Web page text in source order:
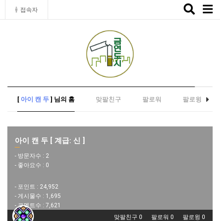
접속자
Toggle
[ 아이 캔 두 ] 님의 홈 맞팔친구 팔로워 팔로윙
아이 캔 두 [ 계급: 신 ]
- 방문자수 : 2
- 좋아요수 : 0
- 포인트 : 24,952
- 게시물수 : 1,695
- 코멘트수 : 7,621
맞팔친구 0
팔로워 0 팔로윙 0